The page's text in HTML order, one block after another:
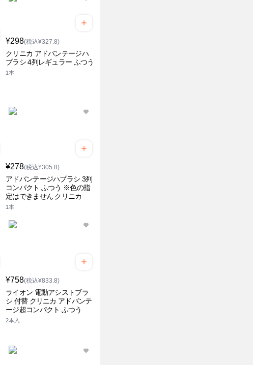
¥298(税込¥327.8)
クリニカ アドバンテージハ
ブラシ 4列レギュラー ふつう
1本
¥278(税込¥305.8)
アドバンテージハブラシ 3列
コンパクト ふつう ※色の指
定はできません クリニカ
1本
¥758(税込¥833.8)
ライオン 電動アシストブラ
シ 付替 クリニカ アドバンテ
ージ超コンパクト ふつう
2本入